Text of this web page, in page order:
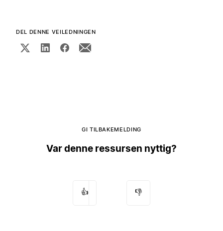
DEL DENNE VEILEDNINGEN
GI TILBAKEMELDING
Var denne ressursen nyttig?
👍 👎